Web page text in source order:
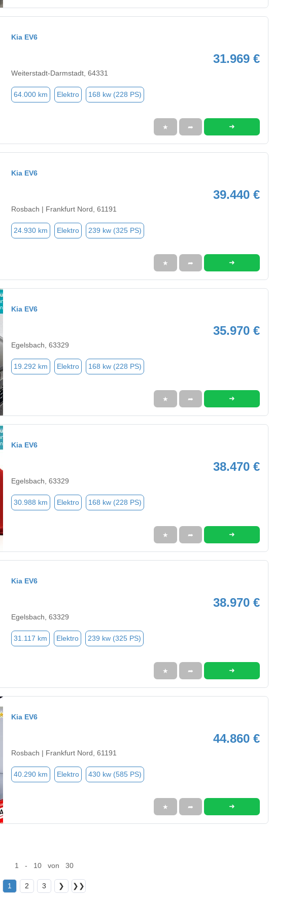
Kia EV6
31.969 €
Weiterstadt-Darmstadt, 64331
64.000 km Elektro 168 kw (228 PS)
★ ➦ ➜
Kia EV6
39.440 €
Rosbach | Frankfurt Nord, 61191
24.930 km Elektro 239 kw (325 PS)
★ ➦ ➜
Kia EV6
35.970 €
Egelsbach, 63329
19.292 km Elektro 168 kw (228 PS)
★ ➦ ➜
Kia EV6
38.470 €
Egelsbach, 63329
30.988 km Elektro 168 kw (228 PS)
★ ➦ ➜
Kia EV6
38.970 €
Egelsbach, 63329
31.117 km Elektro 239 kw (325 PS)
★ ➦ ➜
Kia EV6
44.860 €
Rosbach | Frankfurt Nord, 61191
40.290 km Elektro 430 kw (585 PS)
★ ➦ ➜
1 - 10 von 30
1 2 3 ❯ ❯❯